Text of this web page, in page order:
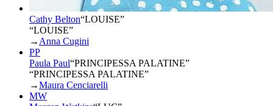
Cathy Belton“LOUISE”
“LOUISE”
→ Anna Cugini
PP
Paula Paul“PRINCIPESSA PALATINE”
“PRINCIPESSA PALATINE”
→Maura Cenciarelli
MW